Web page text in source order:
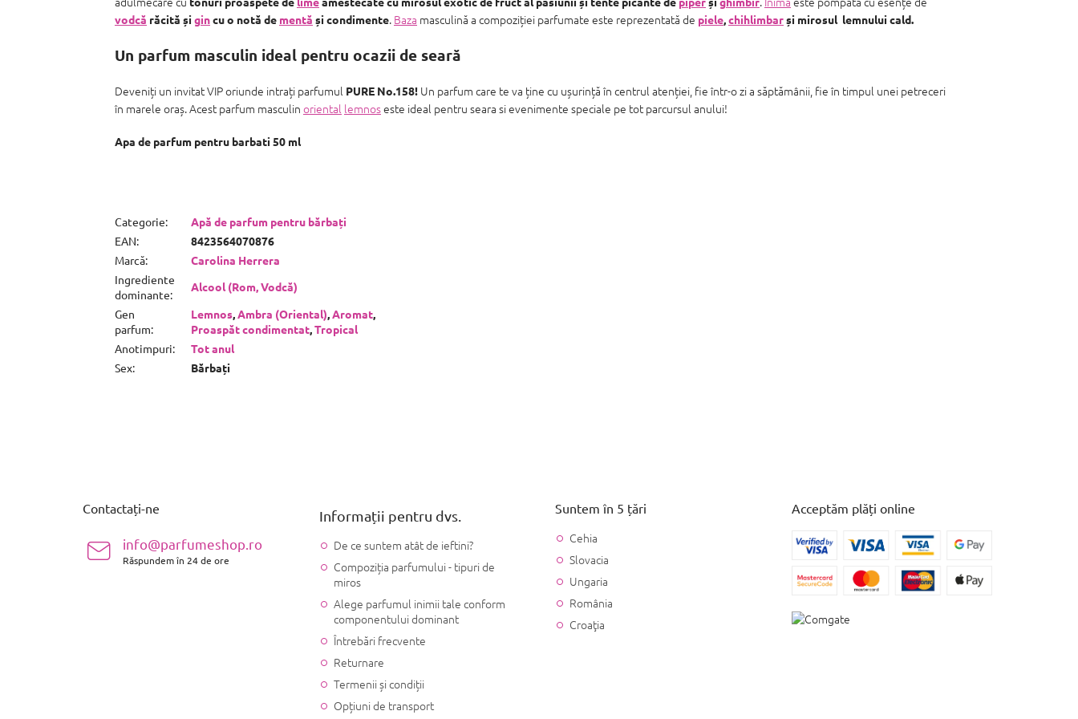
vodcă răcită și gincu o notă de mentă și condimente. Baza masculină a compoziției parfumate este reprezentată de piele chihlimbarși mirosul lemnului cald.
Un parfum masculin ideal pentru ocazii de seară
Deveniți un invitat VIP oriunde intrați parfumul PURE No.158! Un parfum care te va ține cu ușurință în centrul atenției, fie într-o zi a săptămânii, fie în timpul unei petreceri
în marele oraș. Acest parfum masculin oriental lemnoseste ideal pentru seara si evenimente speciale pe tot parcursul anului!
Apa de parfum pentru barbati 50 ml
Categorie:
Apă de parfum pentru bărbați
EAN:
8423564070876
Marcă:
Carolina Herrera
Ingrediente
dominante:
Alcool (Rom, Vodcă)
Gen
parfum:
Lemnos Ambra (Oriental) Aromat
Proaspăt condimentat Tropical
Anotimpuri:
Tot anul
Sex: Bărbați
Contactați-ne
info@parfumeshop.ro
Răspundem în 24 de ore
Informații pentru dvs.
De ce suntem atât de ieftini?
Compoziția parfumului - tipuri de
miros
Alege parfumul inimii tale conform
componentului dominant
Întrebări frecvente
Returnare
Termenii și condiții
Opțiuni de transport
Suntem în 5 țări
Cehia
Slovacia
Ungaria
România
Croaţia
Acceptăm plăți online